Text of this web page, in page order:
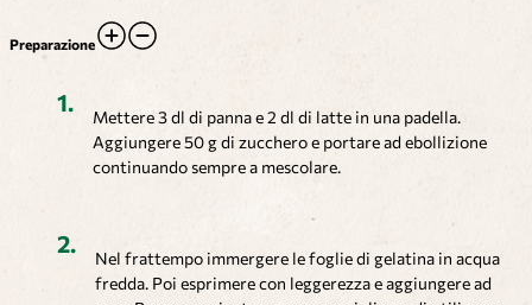
Preparazione
Mettere 3 dl di panna e 2 dl di latte in una padella.
Aggiungere 50 g di zucchero e portare ad ebollizione
continuando sempre a mescolare.
Nel frattempo immergere le foglie di gelatina in acqua
fredda. Poi esprimere con leggerezza e aggiungere ad